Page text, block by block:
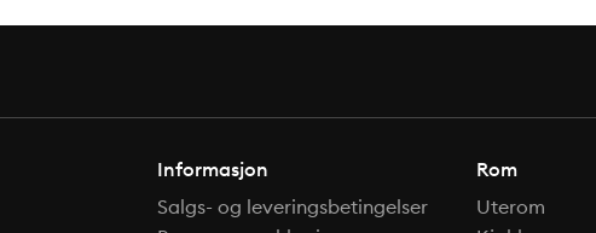
Informasjon
Salgs- og leveringsbetingelser
Rom
Uterom